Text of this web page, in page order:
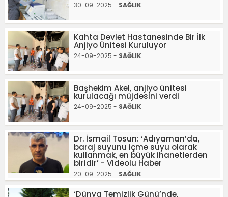
30-09-2025 - SAĞLIK
Kahta Devlet Hastanesinde Bir İlk
Anjiyo Ünitesi Kuruluyor
24-09-2025 - SAĞLIK
Başhekim Akel, anjiyo ünitesi
kurulacağı müjdesini verdi
24-09-2025 - SAĞLIK
Dr. İsmail Tosun: ‘Adıyaman’da,
baraj suyunu içme suyu olarak
kullanmak, en büyük ihanetlerden
biridir’ - Videolu Haber
20-09-2025 - SAĞLIK
‘Dünya Temizlik Günü’nde,